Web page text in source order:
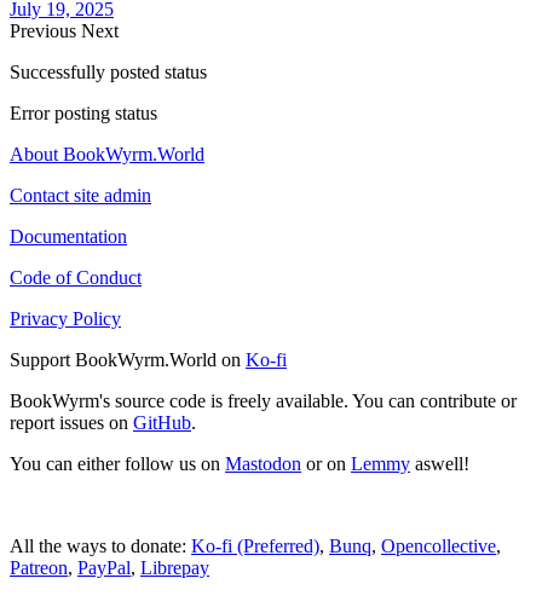
July 19, 2025
Previous Next
Successfully posted status
Error posting status
About BookWyrm.World
Contact site admin
Documentation
Code of Conduct
Privacy Policy
Support BookWyrm.World on Ko-fi
BookWyrm's source code is freely available. You can contribute or
report issues on GitHub.
You can either follow us on Mastodon or on Lemmy aswell!
All the ways to donate: Ko-fi (Preferred), Bunq, Opencollective,
Patreon, PayPal, Librepay